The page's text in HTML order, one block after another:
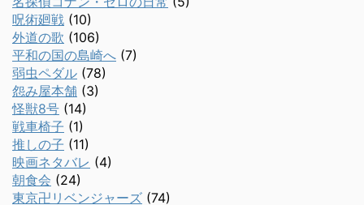
呪術廻戦 (10)
外道の歌 (106)
平和の国の島崎へ (7)
弱虫ペダル (78)
怨み屋本舗 (3)
怪獣8号 (14)
戦車椅子 (1)
推しの子 (11)
映画ネタバレ (4)
朝食会 (24)
東京卍リベンジャーズ (74)